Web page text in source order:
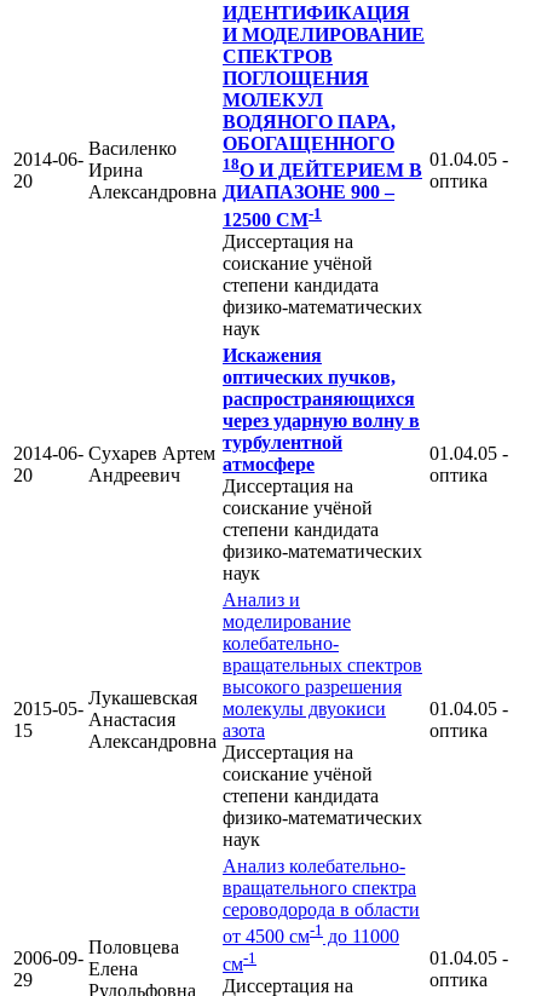
2014-06-
20
Василенко
Ирина
Александровна
ИДЕНТИФИКАЦИЯ
И МОДЕЛИРОВАНИЕ
СПЕКТРОВ
ПОГЛОЩЕНИЯ
МОЛЕКУЛ
ВОДЯНОГО ПАРА,
ОБОГАЩЕННОГО
18O И ДЕЙТЕРИЕМ В
ДИАПАЗОНЕ 900 –
12500 СМ-1
Диссертация на
соискание учёной
степени кандидата
физико-математических
наук
01.04.05 -
оптика
2014-06-
20
Сухарев Артем
Андреевич
Искажения
оптических пучков,
распространяющихся
через ударную волну в
турбулентной
атмосфере
Диссертация на
соискание учёной
степени кандидата
физико-математических
наук
01.04.05 -
оптика
2015-05-
15
Лукашевская
Анастасия
Александровна
Анализ и
моделирование
колебательно-
вращательных спектров
высокого разрешения
молекулы двуокиси
азота
Диссертация на
соискание учёной
степени кандидата
физико-математических
наук
01.04.05 -
оптика
2006-09-
29
Половцева
Елена
Рудольфовна
Анализ колебательно-
вращательного спектра
сероводорода в области
от 4500 см-1 до 11000
см-1
Диссертация на
01.04.05 -
оптика